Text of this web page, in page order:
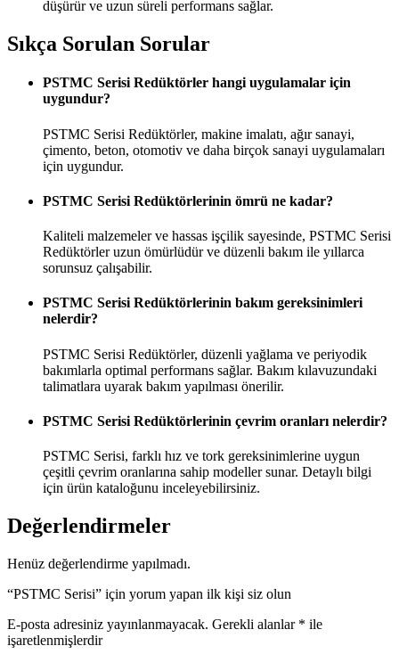
düşürür ve uzun süreli performans sağlar.
Sıkça Sorulan Sorular
PSTMC Serisi Redüktörler hangi uygulamalar için
uygundur?
PSTMC Serisi Redüktörler, makine imalatı, ağır sanayi,
çimento, beton, otomotiv ve daha birçok sanayi uygulamaları
için uygundur.
PSTMC Serisi Redüktörlerinin ömrü ne kadar?
Kaliteli malzemeler ve hassas işçilik sayesinde, PSTMC Serisi
Redüktörler uzun ömürlüdür ve düzenli bakım ile yıllarca
sorunsuz çalışabilir.
PSTMC Serisi Redüktörlerinin bakım gereksinimleri
nelerdir?
PSTMC Serisi Redüktörler, düzenli yağlama ve periyodik
bakımlarla optimal performans sağlar. Bakım kılavuzundaki
talimatlara uyarak bakım yapılması önerilir.
PSTMC Serisi Redüktörlerinin çevrim oranları nelerdir?
PSTMC Serisi, farklı hız ve tork gereksinimlerine uygun
çeşitli çevrim oranlarına sahip modeller sunar. Detaylı bilgi
için ürün kataloğunu inceleyebilirsiniz.
Değerlendirmeler
Henüz değerlendirme yapılmadı.
“PSTMC Serisi” için yorum yapan ilk kişi siz olun
E-posta adresiniz yayınlanmayacak. Gerekli alanlar * ile
işaretlenmişlerdir